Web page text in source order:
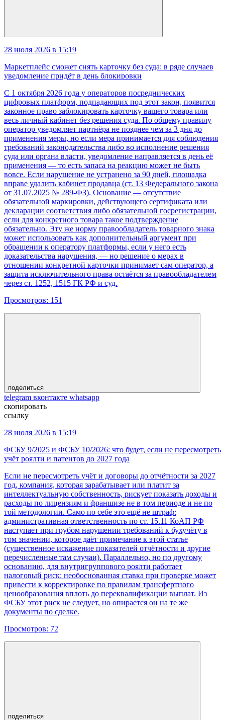
28 июля 2026 в 15:19
Маркетплейс сможет снять карточку без суда: в ряде случаев
уведомление придёт в день блокировки
С 1 октября 2026 года у операторов посреднических
цифровых платформ, подпадающих под этот закон, появится
законное право заблокировать карточку вашего товара или
весь личный кабинет без решения суда. По общему правилу
оператор уведомляет партнёра не позднее чем за 3 дня до
применения меры, но если мера принимается для соблюдения
требований законодательства либо во исполнение решения
суда или органа власти, уведомление направляется в день её
применения — то есть запаса на реакцию может не быть
вовсе. Если нарушение не устранено за 90 дней, площадка
вправе удалить кабинет продавца (ст. 13 Федерального закона
от 31.07.2025 № 289-ФЗ). Основание — отсутствие
обязательной маркировки, действующего сертификата или
декларации соответствия либо обязательной госрегистрации,
если для конкретного товара такое подтверждение
обязательно. Эту же норму правообладатель товарного знака
может использовать как дополнительный аргумент при
обращении к оператору платформы, если у него есть
доказательства нарушения, — но решение о мерах в
отношении конкретной карточки принимает сам оператор, а
защита исключительного права остаётся за правообладателем
через ст. 1252, 1515 ГК РФ и суд.
Просмотров: 151
поделиться
telegram вконтакте whatsapp
скопировать
ссылку
28 июля 2026 в 15:19
ФСБУ 9/2025 и ФСБУ 10/2026: что будет, если не пересмотреть
учёт роялти и патентов до 2027 года
Если не пересмотреть учёт и договоры до отчётности за 2027
год, компания, которая зарабатывает или платит за
интеллектуальную собственность, рискует показать доходы и
расходы по лицензиям и франшизе не в том периоде и не по
той методологии. Само по себе это ещё не штраф:
административная ответственность по ст. 15.11 КоАП РФ
наступает при грубом нарушении требований к бухучёту в
том значении, которое даёт примечание к этой статье
(существенное искажение показателей отчётности и другие
перечисленные там случаи). Параллельно, но по другому
основанию, для внутригруппового роялти работает
налоговый риск: необоснованная ставка при проверке может
привести к корректировке по правилам трансфертного
ценообразования вплоть до переквалификации выплат. Из
ФСБУ этот риск не следует, но опирается он на те же
документы по сделке.
Просмотров: 72
поделиться